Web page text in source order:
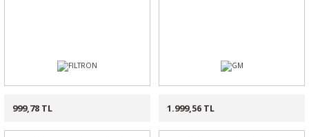
999,78 TL 1.999,56 TL